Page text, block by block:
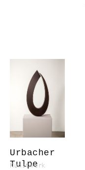
Kunstwerk
Urbacher
Tulpe